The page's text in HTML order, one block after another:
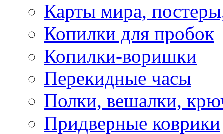
Карты мира,
Копилки для пробок
Копилки-воришки
Перекидные часы
Полки, вешалки,
Придверные коврики